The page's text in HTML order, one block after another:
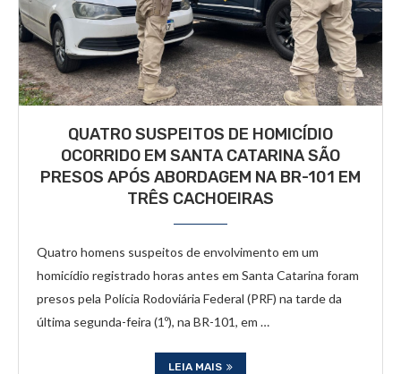
QUATRO SUSPEITOS DE HOMICÍDIO
OCORRIDO EM SANTA CATARINA SÃO
PRESOS APÓS ABORDAGEM NA BR-101 EM
TRÊS CACHOEIRAS
Quatro homens suspeitos de envolvimento em um
homicídio registrado horas antes em Santa Catarina foram
presos pela Polícia Rodoviária Federal (PRF) na tarde da
última segunda-feira (1º), na BR-101, em …
LEIA MAIS